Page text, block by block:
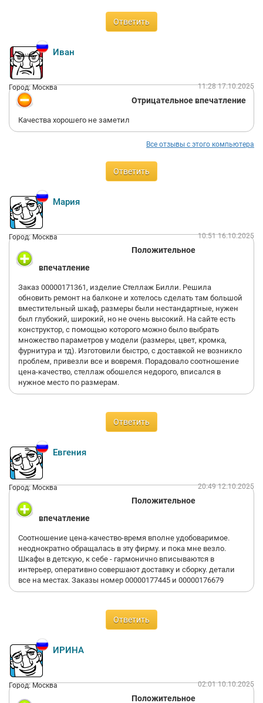
Ответить
Иван
Город: Москва 11:28 17.10.2025
Отрицательное впечатление
Качества хорошего не заметил
Все отзывы с этого компьютера
Ответить
Мария
Город: Москва 10:51 16.10.2025
Положительное
впечатление
Заказ 00000171361, изделие Стеллаж Билли. Решила
обновить ремонт на балконе и хотелось сделать там большой
вместительный шкаф, размеры были нестандартные, нужен
был глубокий, широкий, но не очень высокий. На сайте есть
конструктор, с помощью которого можно было выбрать
множество параметров у модели (размеры, цвет, кромка,
фурнитура и тд). Изготовили быстро, с доставкой не возникло
проблем, привезли все и вовремя. Порадовало соотношение
цена-качество, стеллаж обошелся недорого, вписался в
нужное место по размерам.
Ответить
Евгения
Город: Москва 20:49 12.10.2025
Положительное
впечатление
Соотношение цена-качество-время вполне удобоваримое.
неоднократно обращалась в эту фирму. и пока мне везло.
Шкафы в детскую, к себе - гармонично вписываются в
интерьер, оперативно совершают доставку и сборку. детали
все на местах. Заказы номер 00000177445 и 00000176679
Ответить
ИРИНА
Город: Москва 02:01 10.10.2025
Положительное